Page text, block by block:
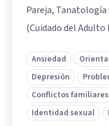
Pareja,
(Cuidado del Adulto
Ansiedad
Depresión
Conflictos familiares
Identidad sexual